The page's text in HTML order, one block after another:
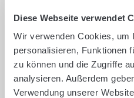
Diese Webseite verwendet
Wir verwenden Cookies, um
personalisieren, Funktionen
zu können und die Zugriffe
analysieren. Außerdem
Verwendung unserer
Sehr hohe
Hohes Korn-
Agronomische